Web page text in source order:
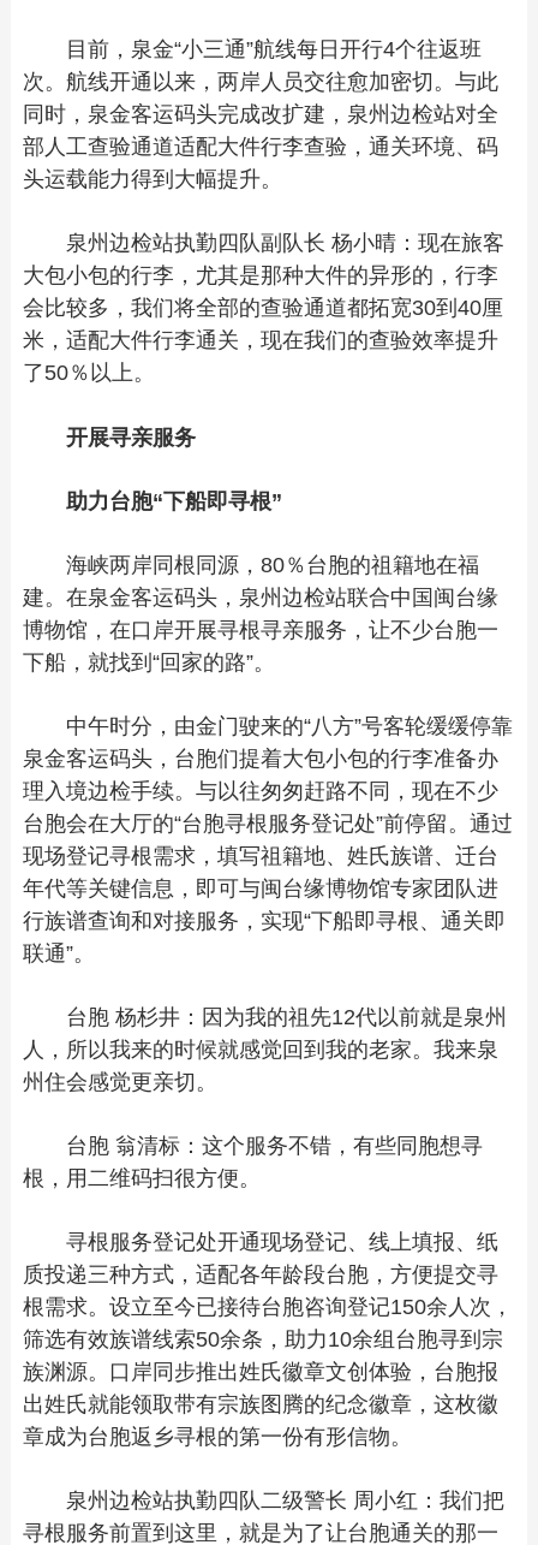
目前，泉金“小三通”航线每日开行4个往返班
次。航线开通以来，两岸人员交往愈加密切。与此
同时，泉金客运码头完成改扩建，泉州边检站对全
部人工查验通道适配大件行李查验，通关环境、码
头运载能力得到大幅提升。
泉州边检站执勤四队副队长 杨小晴：现在旅客
大包小包的行李，尤其是那种大件的异形的，行李
会比较多，我们将全部的查验通道都拓宽30到40厘
米，适配大件行李通关，现在我们的查验效率提升
了50％以上。
开展寻亲服务
助力台胞“下船即寻根”
海峡两岸同根同源，80％台胞的祖籍地在福
建。在泉金客运码头，泉州边检站联合中国闽台缘
博物馆，在口岸开展寻根寻亲服务，让不少台胞一
下船，就找到“回家的路”。
中午时分，由金门驶来的“八方”号客轮缓缓停靠
泉金客运码头，台胞们提着大包小包的行李准备办
理入境边检手续。与以往匆匆赶路不同，现在不少
台胞会在大厅的“台胞寻根服务登记处”前停留。通过
现场登记寻根需求，填写祖籍地、姓氏族谱、迁台
年代等关键信息，即可与闽台缘博物馆专家团队进
行族谱查询和对接服务，实现“下船即寻根、通关即
联通”。
台胞 杨杉井：因为我的祖先12代以前就是泉州
人，所以我来的时候就感觉回到我的老家。我来泉
州住会感觉更亲切。
台胞 翁清标：这个服务不错，有些同胞想寻
根，用二维码扫很方便。
寻根服务登记处开通现场登记、线上填报、纸
质投递三种方式，适配各年龄段台胞，方便提交寻
根需求。设立至今已接待台胞咨询登记150余人次，
筛选有效族谱线索50余条，助力10余组台胞寻到宗
族渊源。口岸同步推出姓氏徽章文创体验，台胞报
出姓氏就能领取带有宗族图腾的纪念徽章，这枚徽
章成为台胞返乡寻根的第一份有形信物。
泉州边检站执勤四队二级警长 周小红：我们把
寻根服务前置到这里，就是为了让台胞通关的那一